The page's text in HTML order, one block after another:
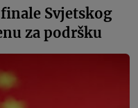
Svjetskog
za podršku